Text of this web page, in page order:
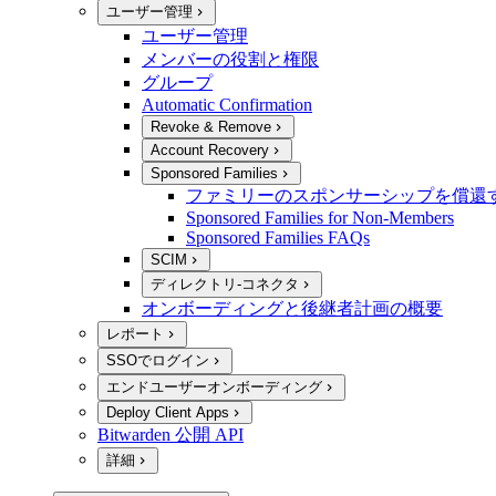
ユーザー管理
ユーザー管理
メンバーの役割と権限
グループ
Automatic Confirmation
Revoke & Remove
Account Recovery
Sponsored Families
ファミリーのスポンサーシップを償還
Sponsored Families for Non-Members
Sponsored Families FAQs
SCIM
ディレクトリ-コネクタ
オンボーディングと後継者計画の概要
レポート
SSOでログイン
エンドユーザーオンボーディング
Deploy Client Apps
Bitwarden 公開 API
詳細